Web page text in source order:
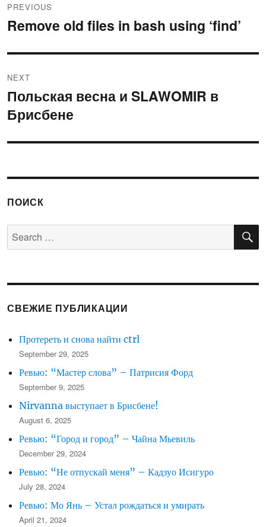
navigation
PREVIOUS
Previous
Remove old files in bash using ‘find’
NEXT
Next
post:
Польская весна и SLAWOMIR в
Брисбене
ПОИСК
Search
for:
СВЕЖИЕ ПУБЛИКАЦИИ
Протереть и снова найти ctrl
September 29, 2025
Ревью: “Мастер слова” – Патрисия Форд
September 9, 2025
Nirvanna выступает в Брисбене!
August 6, 2025
Ревью: “Город и город” – Чайна Мьевиль
December 29, 2024
Ревью: “Не отпускай меня” – Кадзуо Исигуро
July 28, 2024
Ревью: Мо Янь – Устал рождаться и умирать
April 21, 2024